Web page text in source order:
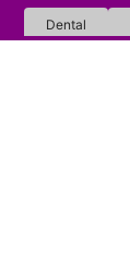
Dental